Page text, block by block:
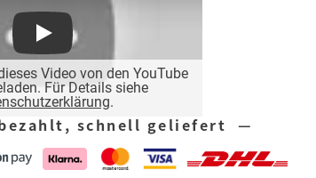
Video von den YouTube
Für Details siehe
.
Play
schnell geliefert —